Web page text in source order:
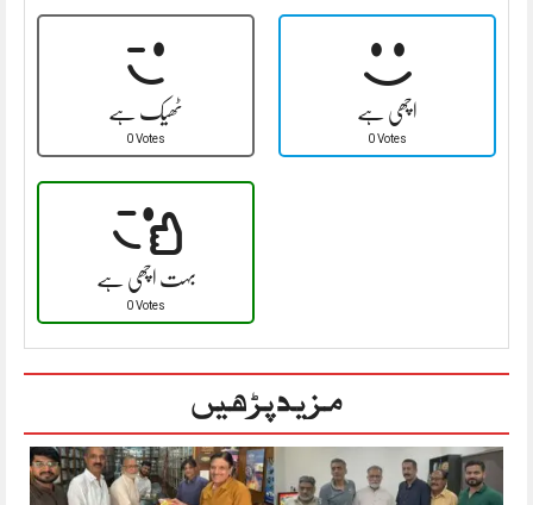
ٹھیک ہے
0 Votes
اچھی ہے
0 Votes
بہت اچھی ہے
0 Votes
مزید پڑھیں